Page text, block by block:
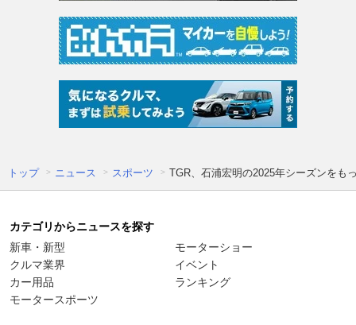
トップ ニュース スポーツ TGR、石浦宏明の2025年シーズンをも
カテゴリからニュースを探す
新車・新型
クルマ業界
カー用品
モータースポーツ
モーターショー
イベント
ランキング